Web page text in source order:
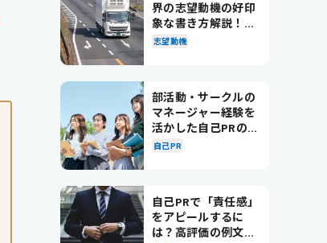
界の志望動機の好印
象な書き方解説！パ
ターン別の例文も紹
志望動機
部活動・サークルの
マネージャー経験を
活かした自己PRの書
き方を徹底解説！
自己PR
自己PRで「責任感」
をアピールするに
は？高評価の例文も